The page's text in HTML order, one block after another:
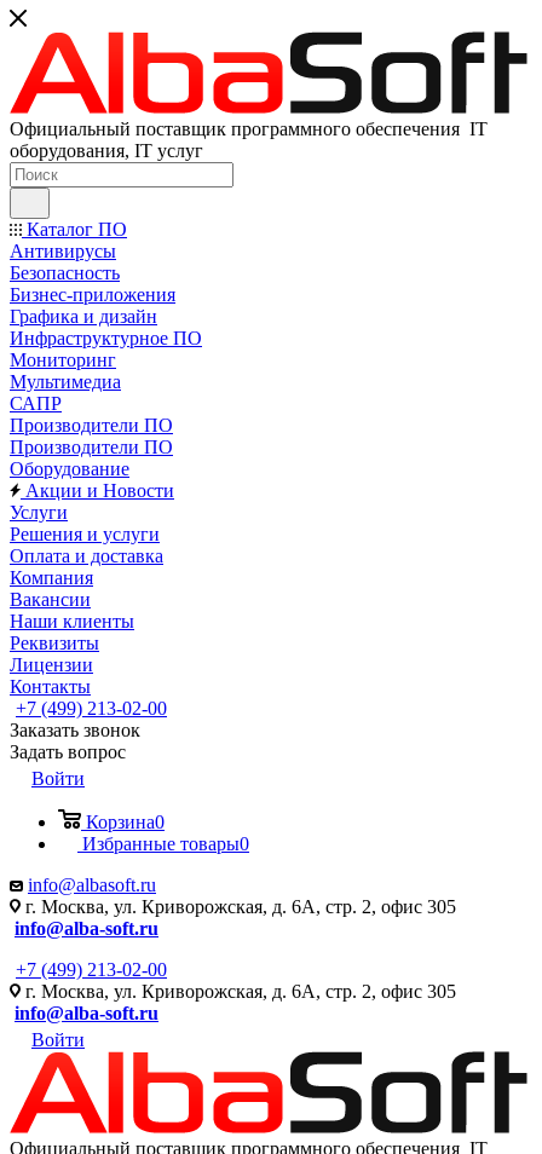
Официальный поставщик программного обеспечения IT
оборудования, IT услуг
Каталог ПО
Антивирусы
Безопасность
Бизнес-приложения
Графика и дизайн
Инфраструктурное ПО
Мониторинг
Мультимедиа
САПР
Производители ПО
Производители ПО
Оборудование
Акции и Новости
Услуги
Решения и услуги
Оплата и доставка
Компания
Вакансии
Наши клиенты
Реквизиты
Лицензии
Контакты
+7 (499) 213-02-00
Заказать звонок
Задать вопрос
Войти
Корзина0
Избранные товары0
info@albasoft.ru
г. Москва, ул. Криворожская, д. 6А, стр. 2, офис 305
info@alba-soft.ru
+7 (499) 213-02-00
г. Москва, ул. Криворожская, д. 6А, стр. 2, офис 305
info@alba-soft.ru
Войти
Официальный поставщик программного обеспечения IT